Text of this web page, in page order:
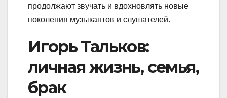
продолжают звучать и вдохновлять новые
поколения музыкантов и слушателей.
Игорь Тальков:
личная жизнь, семья,
брак